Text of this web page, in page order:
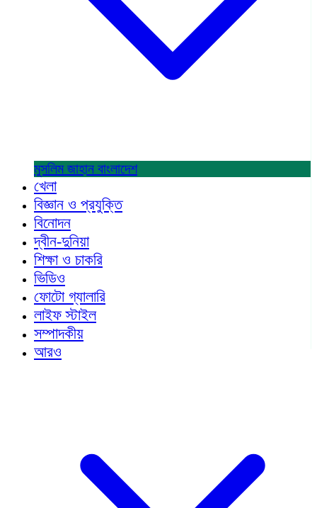
মুসলিম জাহান বাংলাদেশ
খেলা
বিজ্ঞান ও প্রযুক্তি
বিনোদন
দ্বীন-দুনিয়া
শিক্ষা ও চাকরি
ভিডিও
ফোটো গ্যালারি
লাইফ স্টাইল
সম্পাদকীয়
আরও